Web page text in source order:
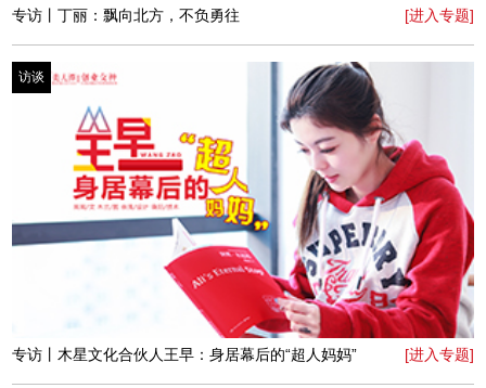
访谈
[进入专题]
专访丨DQ河南区营运经理刘魏方：星光不问赶路人
访谈